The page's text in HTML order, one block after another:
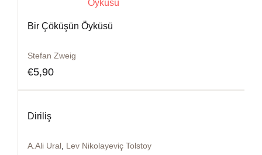
Bir Çöküşün Öyküsü
Stefan Zweig
€5,90
Diriliş
A.Ali Ural Lev Nikolayeviç Tolstoy